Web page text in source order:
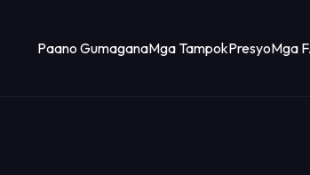
Paano GumaganaMga TampokPresyoMga